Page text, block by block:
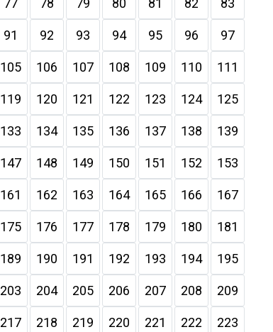
77 78 79 80 81 82 83
91 92 93 94 95 96 97
105 106 107 108 109 110 111
119 120 121 122 123 124 125
133 134 135 136 137 138 139
147 148 149 150 151 152 153
161 162 163 164 165 166 167
175 176 177 178 179 180 181
189 190 191 192 193 194 195
203 204 205 206 207 208 209
217 218 219 220 221 222 223